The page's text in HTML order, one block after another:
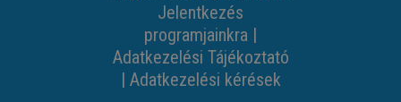
Jelentkezés
programjainkra |
Adatkezelési Tájékoztató
| Adatkezelési kérések